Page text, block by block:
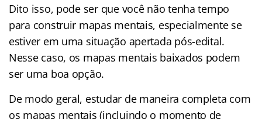
Dito isso, pode ser que você não tenha tempo
para construir mapas mentais, especialmente se
estiver em uma situação apertada pós-edital.
Nesse caso, os mapas mentais baixados podem
ser uma boa opção.
De modo geral, estudar de maneira completa com
os mapas mentais (incluindo o momento de